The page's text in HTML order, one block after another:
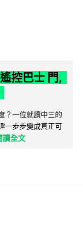
控巴士 門,
？一位就讀中三的
一步步變成真正可
讀全文